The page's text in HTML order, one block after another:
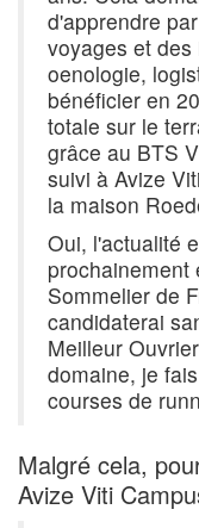
d'apprendre
voyages et
oenologie,
bénéficier en
totale sur le
grâce au BTS
suivi à Avize
la maison
Oui, l'actualité
prochainement
Sommelier de
candidaterai
Meilleur
domaine, je
courses de
Malgré cela,
Avize Viti